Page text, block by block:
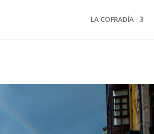
LA COFRADÍA